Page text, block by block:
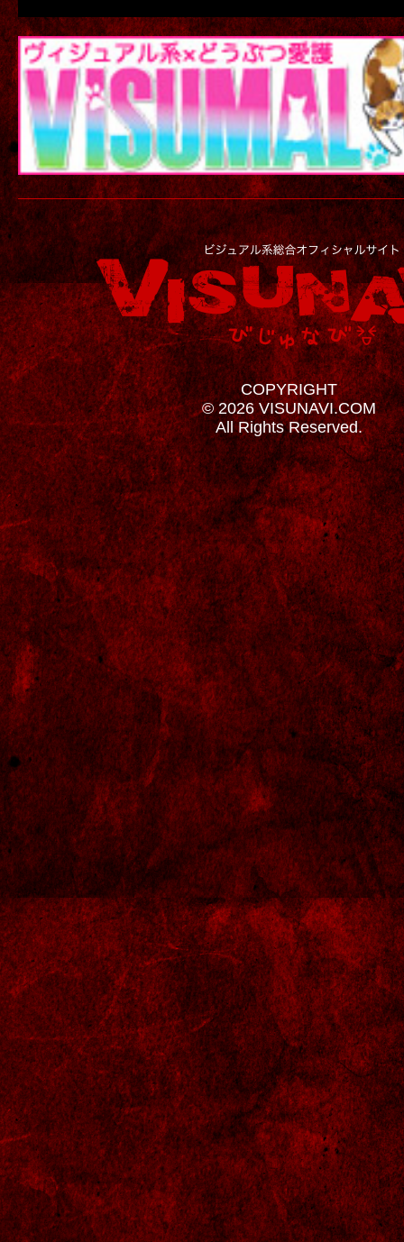
COPYRIGHT
© 2026 VISUNAVI.COM
All Rights Reserved.